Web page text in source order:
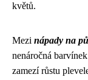
květů.
Mezi nápady na
nenáročná
zamezí růstu